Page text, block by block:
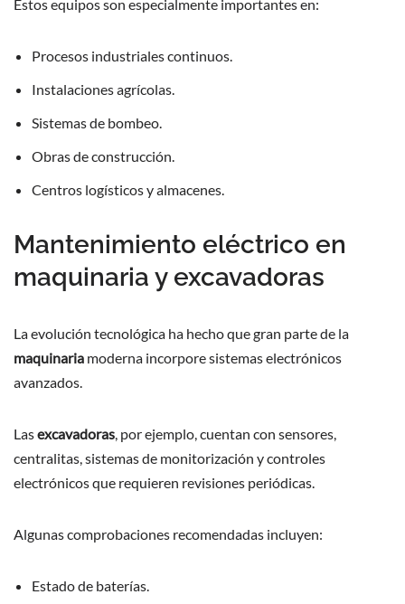
Estos equipos son especialmente importantes en:
Procesos industriales continuos.
Instalaciones agrícolas.
Sistemas de bombeo.
Obras de construcción.
Centros logísticos y almacenes.
Mantenimiento eléctrico en
maquinaria y excavadoras
La evolución tecnológica ha hecho que gran parte de la
maquinaria moderna incorpore sistemas electrónicos
avanzados.
Lasexcavadoras, por ejemplo, cuentan con sensores,
centralitas, sistemas de monitorización y controles
electrónicos que requieren revisiones periódicas.
Algunas comprobaciones recomendadas incluyen:
Estado de baterías.